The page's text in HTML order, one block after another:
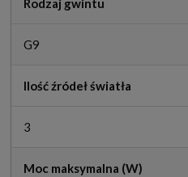
Rodzaj gwintu
G9
Ilość źródeł światła
3
Moc maksymalna (W)